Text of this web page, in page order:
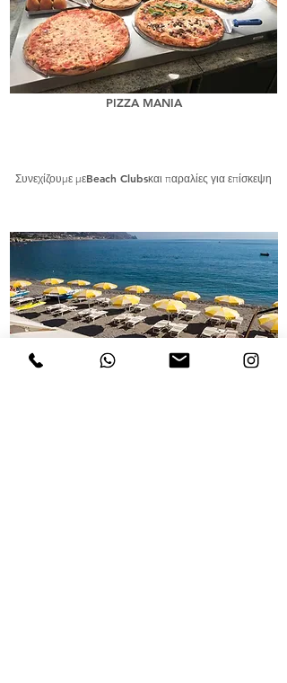
PIZZA MANIA
Συνεχίζουμε μεBeach Clubsκαι παραλίες για επίσκεψη